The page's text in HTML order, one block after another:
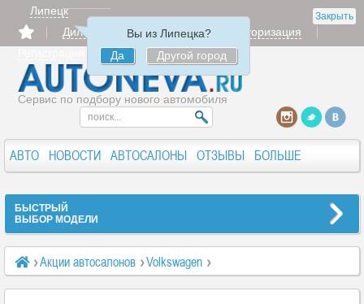
Закрыть
Липецк
Вы из Липецка?
Да
Другой город
Дилерам Продать
Авторизация
Сервис по подбору нового автомобиля
АВТО НОВОСТИ АВТОСАЛОНЫ ОТЗЫВЫ БОЛЬШЕ
БЫСТРЫЙ
ВЫБОР МОДЕЛИ
Акции автосалонов Volkswagen
Выгода до 308 750 руб. на Touareg